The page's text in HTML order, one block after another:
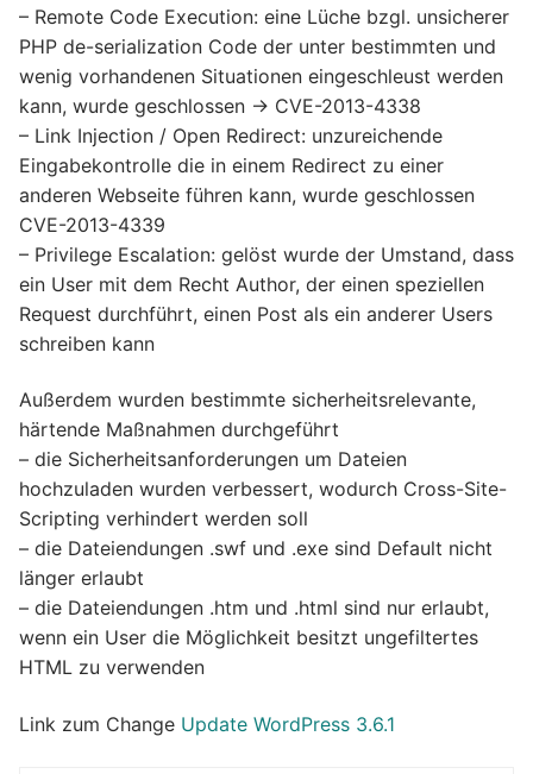
– Remote Code Execution: eine Lüche bzgl. unsicherer
PHP de-serialization Code der unter bestimmten und
wenig vorhandenen Situationen eingeschleust werden
kann, wurde geschlossen -> CVE-2013-4338
– Link Injection / Open Redirect: unzureichende
Eingabekontrolle die in einem Redirect zu einer
anderen Webseite führen kann, wurde geschlossen
CVE-2013-4339
– Privilege Escalation: gelöst wurde der Umstand, dass
ein User mit dem Recht Author, der einen speziellen
Request durchführt, einen Post als ein anderer Users
schreiben kann
Außerdem wurden bestimmte sicherheitsrelevante,
härtende Maßnahmen durchgeführt
– die Sicherheitsanforderungen um Dateien
hochzuladen wurden verbessert, wodurch Cross-Site-
Scripting verhindert werden soll
– die Dateiendungen .swf und .exe sind Default nicht
länger erlaubt
– die Dateiendungen .htm und .html sind nur erlaubt,
wenn ein User die Möglichkeit besitzt ungefiltertes
HTML zu verwenden
Link zum Change Update WordPress 3.6.1